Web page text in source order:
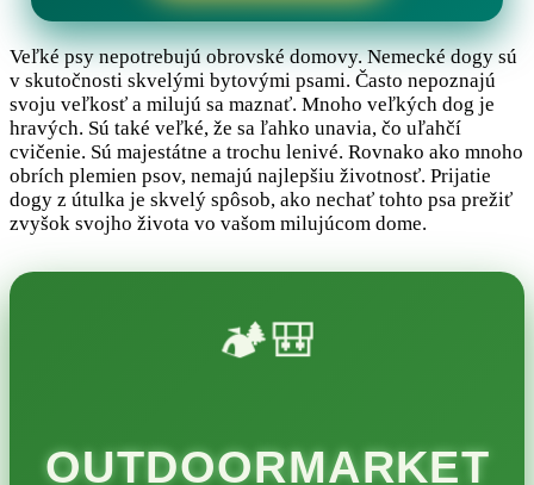
Veľké psy nepotrebujú obrovské domovy. Nemecké dogy sú
v skutočnosti skvelými bytovými psami. Často nepoznajú
svoju veľkosť a milujú sa maznať. Mnoho veľkých dog je
hravých. Sú také veľké, že sa ľahko unavia, čo uľahčí
cvičenie. Sú majestátne a trochu lenivé. Rovnako ako mnoho
obrích plemien psov, nemajú najlepšiu životnosť. Prijatie
dogy z útulka je skvelý spôsob, ako nechať tohto psa prežiť
zvyšok svojho života vo vašom milujúcom dome.
🏕️🎒
OUTDOORMARKET